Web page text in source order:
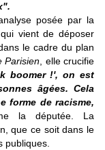
posée par la
qui vient de déposer
le cadre du plan
Parisien , elle crucifie
boomer !', on est
âgées. Cela
forme de racisme,
la députée. La
que ce soit dans le
publiques.